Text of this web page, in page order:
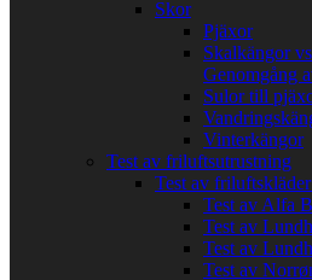
Skor
Pjäxor
Skalkängor
Genomgång
Sulor till
Vinterkängor
Test av friluftsutrustning
Test av
Test av Alfa
Test av
Test av
Test av